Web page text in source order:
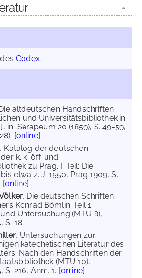
desCodex
altdeutschen Handschriften
und Universitätsbibliothek in
in: Serapeum 20 (1859), S. 49-59,
[online]
, Katalog der deutschen
k. k. öff. und
zu Prag. I. Teil: Die
etwa z. J. 1550, Prag 1909, S.
[online]
, Die deutschen Schriften
Konrad Bömlin. Teil 1:
Untersuchung (MTU 8),
S. 18.
, Untersuchungen zur
katechetischen Literatur des
Nach den Handschriften der
(MTU 10),
S. 216, Anm. 1. [online]